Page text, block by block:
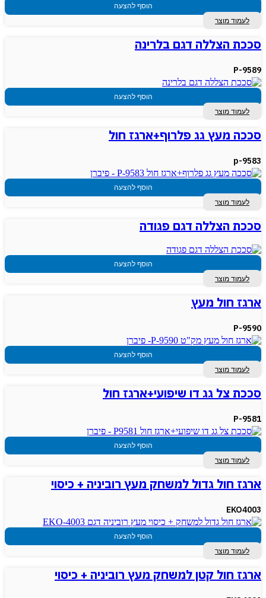
הוסף להצעה
לעמוד מוצר
סככת הצללה דגם בלרינה
P-9589
הוסף להצעה
לעמוד מוצר
סככה מעץ גג פלרוף+ארגז חול
p-9583
הוסף להצעה
לעמוד מוצר
סככת הצללה דגם פגודה
הוסף להצעה
לעמוד מוצר
ארגז חול מעץ
P-9590
הוסף להצעה
לעמוד מוצר
סככת צל גג דו שיפועי+ארגז חול
P-9581
הוסף להצעה
לעמוד מוצר
ארגז חול גדול למשחק מעץ רוביניה + כיסוי
EKO4003
הוסף להצעה
לעמוד מוצר
ארגז חול קטן למשחק מעץ רוביניה + כיסוי